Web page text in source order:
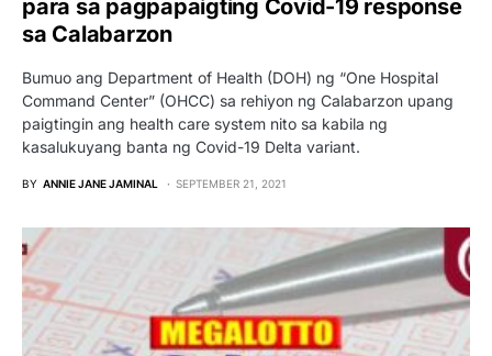
para sa pagpapaigting Covid-19 response
sa Calabarzon
Bumuo ang Department of Health (DOH) ng “One Hospital
Command Center” (OHCC) sa rehiyon ng Calabarzon upang
paigtingin ang health care system nito sa kabila ng
kasalukuyang banta ng Covid-19 Delta variant.
BY ANNIE JANE JAMINAL SEPTEMBER 21, 2021